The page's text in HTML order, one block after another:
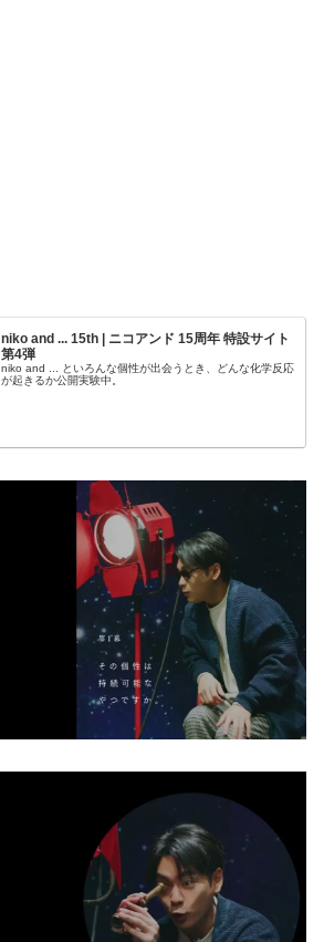
niko and ... 15th | ニコアンド 15周年 特設サイト
第4弾
niko and ... といろんな個性が出会うとき、どんな化学反応
が起きるか公開実験中。